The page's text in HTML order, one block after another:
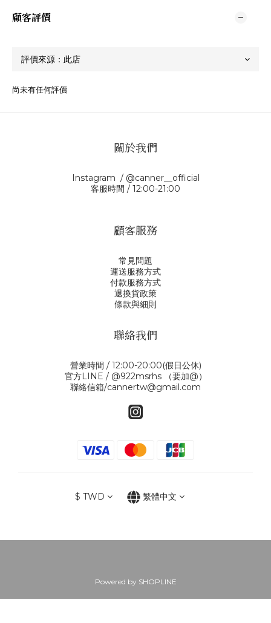
顧客評價
尚未有任何評價
關於我們
Instagram / @canner__official
客服時間 / 12:00-21:00
顧客服務
常見問題
運送服務方式
付款服務方式
退換貨政策
條款與細則
聯絡我們
營業時間 / 12:00-20:00(假日公休)
官方LINE / @922msrhs （要加@）
聯絡信箱/cannertw@gmail.com
$ TWD 繁體中文
Powered by SHOPLINE